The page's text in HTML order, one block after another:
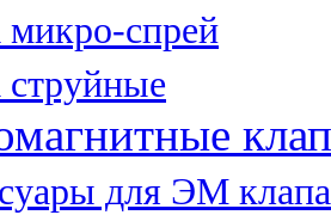
микро-спрей
для ЭМ